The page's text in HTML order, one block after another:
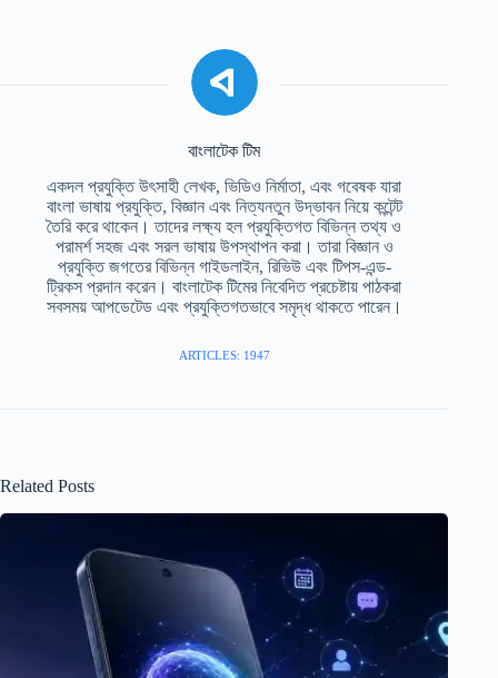
বাংলাটেক টিম
একদল প্রযুক্তি উৎসাহী লেখক, ভিডিও নির্মাতা, এবং গবেষক যারা
বাংলা ভাষায় প্রযুক্তি, বিজ্ঞান এবং নিত্যনতুন উদ্ভাবন নিয়ে কন্টেন্ট
তৈরি করে থাকেন। তাদের লক্ষ্য হল প্রযুক্তিগত বিভিন্ন তথ্য ও
পরামর্শ সহজ এবং সরল ভাষায় উপস্থাপন করা। তারা বিজ্ঞান ও
প্রযুক্তি জগতের বিভিন্ন গাইডলাইন, রিভিউ এবং টিপস-এন্ড-
ট্রিকস প্রদান করেন। বাংলাটেক টিমের নিবেদিত প্রচেষ্টায় পাঠকরা
সবসময় আপডেটেড এবং প্রযুক্তিগতভাবে সমৃদ্ধ থাকতে পারেন।
ARTICLES: 1947
Related Posts